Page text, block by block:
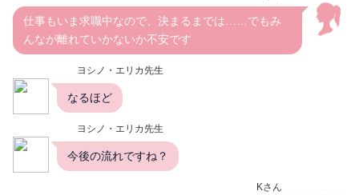
仕事もいま求職中なので、決まるまでは……でもみ
んなが離れていかないか不安です
ヨシノ・エリカ先生
なるほど
ヨシノ・エリカ先生
今後の流れですね？
Kさん